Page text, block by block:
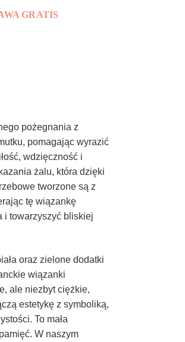
GRATIS
pożegnania z
pomagając wyrazić
wdzięczność i
żalu, która dzięki
tworzone są z
tę wiązankę
i towarzyszyć bliskiej
oraz zielone dodatki
wiązanki
ale niezbyt ciężkie,
estetykę z symboliką,
To mała
W naszym